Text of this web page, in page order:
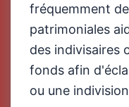
fréquemment
patrimoniales
des indivisaires
fonds afin
ou une